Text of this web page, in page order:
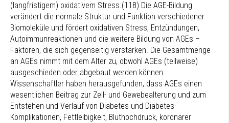
(langfristigem) oxidativem Stress.(118) Die AGE-Bildung
verändert die normale Struktur und Funktion verschiedener
Biomoleküle und fördert oxidativen Stress, Entzündungen,
Autoimmunreaktionen und die weitere Bildung von AGEs –
Faktoren, die sich gegenseitig verstärken. Die Gesamtmenge
an AGEs nimmt mit dem Alter zu, obwohl AGEs (teilweise)
ausgeschieden oder abgebaut werden können.
Wissenschaftler haben herausgefunden, dass AGEs einen
wesentlichen Beitrag zur Zell- und Gewebealterung und zum
Entstehen und Verlauf von Diabetes und Diabetes-
Komplikationen, Fettleibigkeit, Bluthochdruck, koronarer